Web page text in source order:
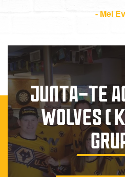
- Mel
JUNTA-TE
WOLVES (